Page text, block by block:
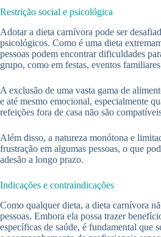
Restrição social e psicológica
Adotar a dieta carnívora pode ser
psicológicos. Como é uma dieta
pessoas podem encontrar dificuldades
grupo, como em festas, eventos
A exclusão de uma vasta gama de
e até mesmo emocional, especialmente
refeições fora de casa não são
Além disso, a natureza monótona e
frustração em algumas pessoas, o que
adesão a longo prazo.
Indicações e contraindicações
Como qualquer dieta, a dieta carnívora
pessoas. Embora ela possa trazer
específicas de saúde, é fundamental que